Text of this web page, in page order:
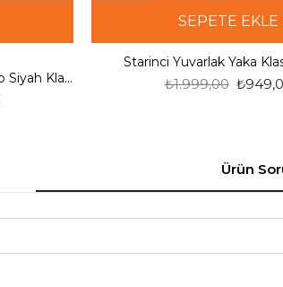
Starinci Mayo V Yaka Klasik Mayo Siyah Klasik Kesim
SEPETE EKLE
Starinci Yuvarlak Yaka
₺1.999,00
Ürün